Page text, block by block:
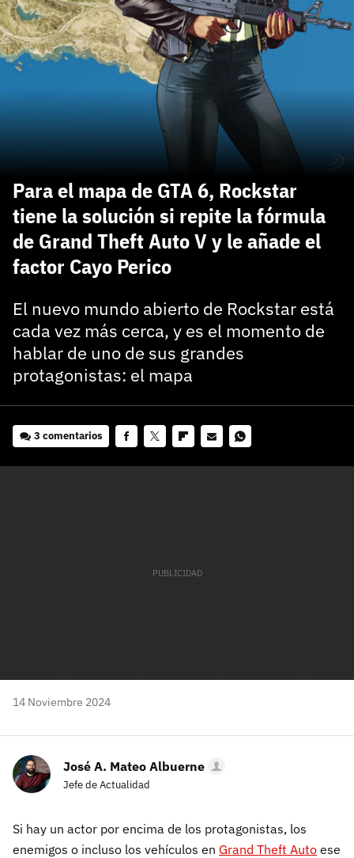
Para el mapa de GTA 6, Rockstar
tiene la solución si repite la fórmula
de Grand Theft Auto V y le añade el
factor Cayo Perico
El nuevo mundo abierto de Rockstar está
cada vez más cerca, y es el momento de
hablar de uno de sus grandes
protagonistas: el mapa
3 comentarios
14 Noviembre 2024
José A. Mateo Albuerne
Jefe de Actualidad
Si hay un actor por encima de los protagonistas, los
enemigos o incluso los vehículos en Grand Theft Auto ese
¿Todavía no tienes cuenta?
Regístrate gratis
El inicio de sesión con Facebook ya no está
disponible, pero puedes seguir usando tu cuenta
de 3DJuegos:
Recupera tu acceso con Facebook
carácter inicial), pero no mayúsculas, espacios, tildes
o caracteres especiales.
He leído y acepto lapolitica de privacidad y
de participación
Registrarse en 3DJuegos
Entra con Google
¿Ya tienes cuenta?
Entra en 3DJuegos